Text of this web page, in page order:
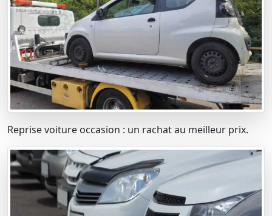
Reprise voiture occasion : un rachat au meilleur prix.